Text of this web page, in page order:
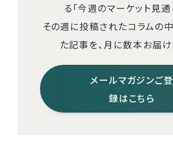
る「今週のマーケット見通
その週に投稿されたコラムの
た記事を、月に数本お届け
メールマガジンご登
録はこちら